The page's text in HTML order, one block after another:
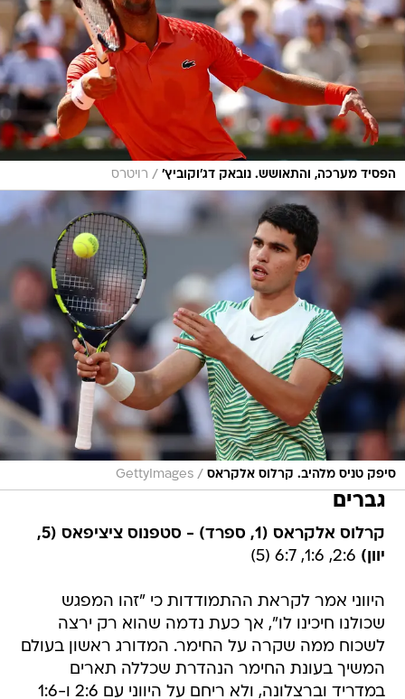
הפסיד מערכה, והתאושש. נובאק דג'וקוביץ' / רויטרס
סיפק טניס מלהיב. קרלוס אלקראס /
GettyImages
גברים
קרלוס אלקראס (1, ספרד) - סטפנוס ציציפאס (5,
יוון)
היווני אמר לקראת ההתמודדות כי "זהו המפגש
שכולנו חיכינו לו", אך כעת נדמה שהוא רק ירצה
לשכוח ממה שקרה על החימר. המדורג ראשון בעולם
המשיך בעונת החימר הנהדרת שכללה תארים
במדריד וברצלונה, ולא ריחם על היווני עם 2:6 ו-1:6